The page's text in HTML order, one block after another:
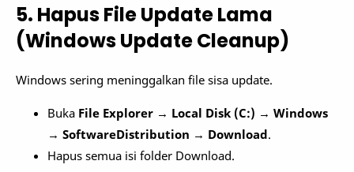
5. Hapus File Update Lama
(Windows Update Cleanup)
Windows sering meninggalkan file sisa update.
Buka File Explorer → Local Disk (C:) → Windows
→ SoftwareDistribution → Download.
Hapus semua isi folder Download.